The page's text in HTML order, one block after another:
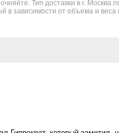
Тип доставки в г. Москва
в зависимости от объема и веса